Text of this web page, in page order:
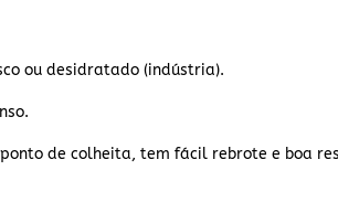
ou desidratado (indústria).
de colheita, tem fácil rebrote e boa